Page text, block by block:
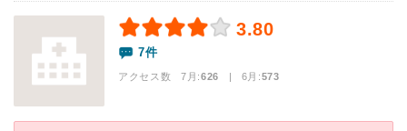
3.80
7件
アクセス数 7月:626 | 6月:573